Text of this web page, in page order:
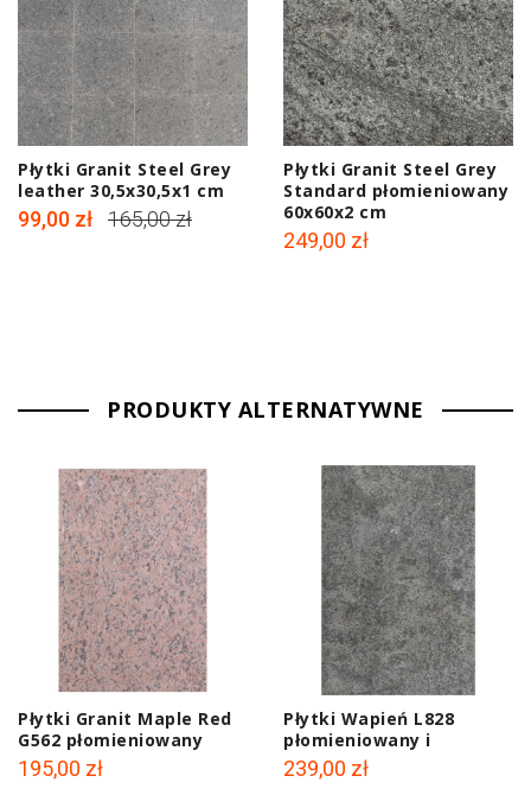
Płytki Granit Steel Grey
leather 30,5x30,5x1 cm
99,00 zł 165,00 zł
Płytki Granit Steel Grey
Standard płomieniowany
60x60x2 cm
249,00 zł
PRODUKTY ALTERNATYWNE
Płytki Granit Maple Red
G562 płomieniowany
60x40x2 cm
195,00 zł
Płytki Wapień L828
płomieniowany i
szczotkowany 60x40x2
cm
239,00 zł